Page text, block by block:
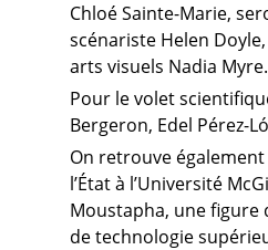
Chloé Sainte-Marie,
scénariste Helen
arts visuels Nadia Myre.
Pour le volet
Bergeron, Edel Pérez-
On retrouve
l’État à l’Université
Moustapha, une figure
de technologie